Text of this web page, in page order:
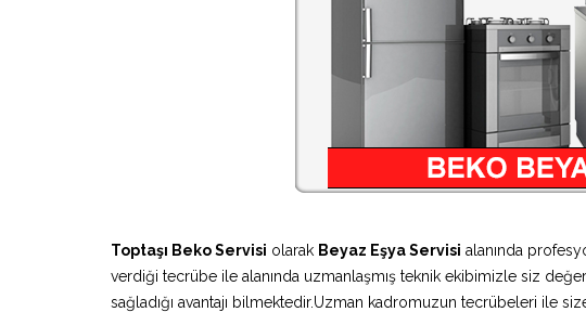
Toptaşı Beko Servisi olarak Beyaz Eşya Servisi alanında
verdiği tecrübe ile alanında uzmanlaşmış teknik ekibimizle siz
sağladığı avantajı bilmektedir.Uzman kadromuzun tecrübeleri ile